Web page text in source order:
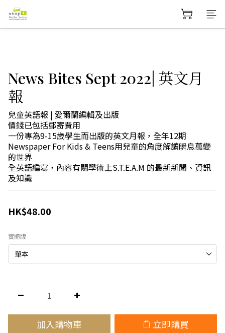
News Bites Sept 2022| 英文月
報
兒童英語報 | 愛爾蘭編輯及出版
價錢已包括郵寄費用
一份專為9-15歲學生而出版的英文月報，全年12期
Newspaper For Kids & Teens用兒童的角度解讀瞬息萬變
的世界
全英語編寫，內容有關學術上S.T.E.A.M 的最新新聞、資訊
及知識
HK$48.00
實體版
加入購物車 立即購買